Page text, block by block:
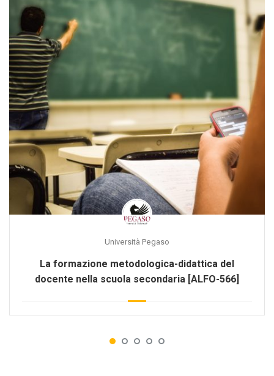
Università Pegaso
La formazione metodologica-didattica del
docente nella scuola secondaria [ALFO-566]